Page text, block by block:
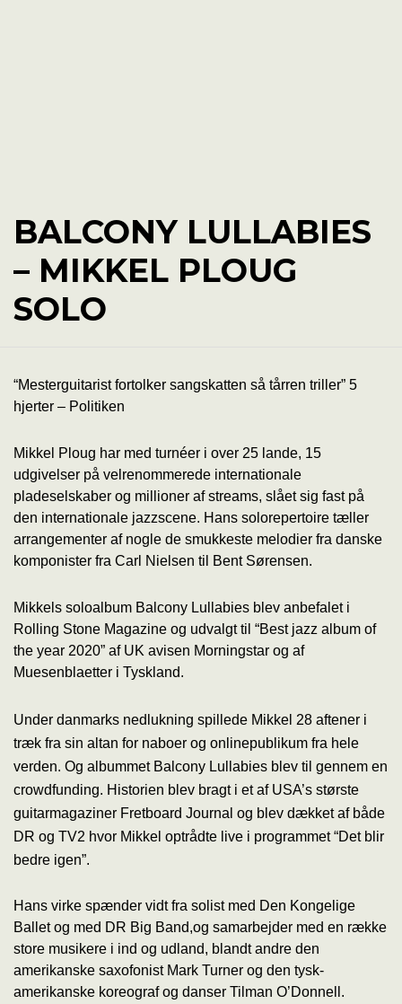
BALCONY LULLABIES
– MIKKEL PLOUG
SOLO
“Mesterguitarist fortolker sangskatten så tårren triller” 5
hjerter – Politiken
Mikkel Ploug har med turnéer i over 25 lande, 15
udgivelser på velrenommerede internationale
pladeselskaber og millioner af streams, slået sig fast på
den internationale jazzscene. Hans solorepertoire tæller
arrangementer af nogle de smukkeste melodier fra danske
komponister fra Carl Nielsen til Bent Sørensen.
Mikkels soloalbum Balcony Lullabies blev anbefalet i
Rolling Stone Magazine og udvalgt til “Best jazz album of
the year 2020” af UK avisen Morningstar og af
Muesenblaetter i Tyskland.
Under danmarks nedlukning spillede Mikkel 28 aftener i
træk fra sin altan for naboer og onlinepublikum fra hele
verden. Og albummet Balcony Lullabies blev til gennem en
crowdfunding. Historien blev bragt i et af USA’s største
guitarmagaziner Fretboard Journal og blev dækket af både
DR og TV2 hvor Mikkel optrådte live i programmet “Det blir
bedre igen”.
Hans virke spænder vidt fra solist med Den Kongelige
Ballet og med DR Big Band,og samarbejder med en række
store musikere i ind og udland, blandt andre den
amerikanske saxofonist Mark Turner og den tysk-
amerikanske koreograf og danser Tilman O’Donnell.